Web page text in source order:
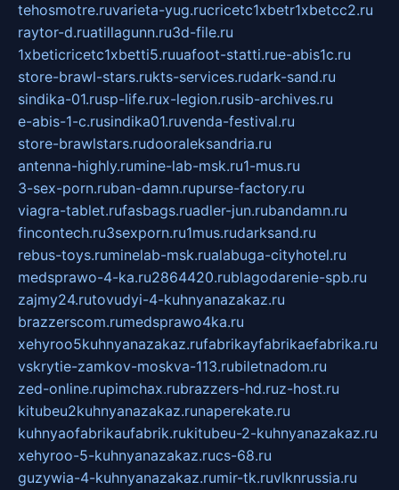
tehosmotre.ruvarieta-yug.rucricetc1xbetr1xbetcc2.ru
raytor-d.ruatillagunn.ru3d-file.ru
1xbeticricetc1xbetti5.ruuafoot-statti.rue-abis1c.ru
store-brawl-stars.rukts-services.rudark-sand.ru
sindika-01.rusp-life.rux-legion.rusib-archives.ru
e-abis-1-c.rusindika01.ruvenda-festival.ru
store-brawlstars.rudooraleksandria.ru
antenna-highly.rumine-lab-msk.ru1-mus.ru
3-sex-porn.ruban-damn.rupurse-factory.ru
viagra-tablet.rufasbags.ruadler-jun.rubandamn.ru
fincontech.ru3sexporn.ru1mus.rudarksand.ru
rebus-toys.ruminelab-msk.rualabuga-cityhotel.ru
medsprawo-4-ka.ru2864420.rublagodarenie-spb.ru
zajmy24.rutovudyi-4-kuhnyanazakaz.ru
brazzerscom.rumedsprawo4ka.ru
xehyroo5kuhnyanazakaz.rufabrikayfabrikaefabrika.ru
vskrytie-zamkov-moskva-113.rubiletnadom.ru
zed-online.rupimchax.rubrazzers-hd.ruz-host.ru
kitubeu2kuhnyanazakaz.runaperekate.ru
kuhnyaofabrikaufabrik.rukitubeu-2-kuhnyanazakaz.ru
xehyroo-5-kuhnyanazakaz.rucs-68.ru
guzywia-4-kuhnyanazakaz.rumir-tk.ruvlknrussia.ru